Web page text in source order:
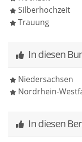
die mit
ist hier genau
Silberhochzeit
Trauung
In diesen
Niedersachsen
Nordrhein-
In diesen